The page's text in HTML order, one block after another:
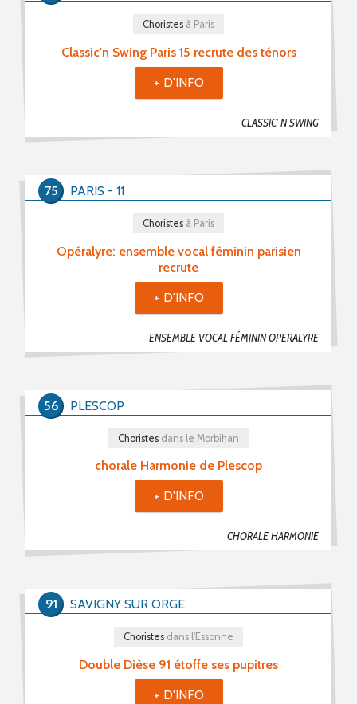
Classic'n Swing Paris 15 recrute des ténors
CLASSIC' N SWING
Choristes à Paris
+ D'INFO
Opéralyre: ensemble vocal féminin parisien
recrute
ENSEMBLE VOCAL FÉMININ OPERALYRE
Choristes à Paris
PARIS - 11
75
+ D'INFO
chorale Harmonie de Plescop
CHORALE HARMONIE
Choristes dans le Morbihan
PLESCOP
56
+ D'INFO
Double Dièse 91 étoffe ses pupitres
Choristes dans l'Essonne
SAVIGNY SUR ORGE
91
+ D'INFO